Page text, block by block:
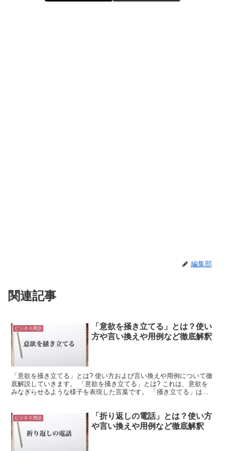
編集部
関連記事
ビジネス用語
「意欲を掻き立てる」とは？使い
方や言い換えや用例など徹底解釈
「意欲を掻き立てる」とは? 使い方および言い換えや用例について徹
底解説していきます。 「意欲を掻き立てる」とは? これは、意欲を
みなぎらせるような様子を表現した言葉です。 「掻き立てる」は、
ビジネス用語
「折り返しの電話」とは？使い方
や言い換えや用例など徹底解釈